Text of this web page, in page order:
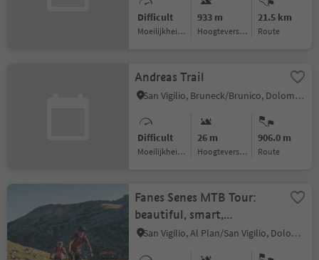
Difficult
Moeilijkheidsgraad
933 m
Hoogteverschil
21.5 km
Route
Andreas Trail
San Vigilio, Bruneck/Brunico, Dolomites Region Kronplatz/Plan de Corones
Difficult
Moeilijkheidsgraad
26 m
Hoogteverschil
906.0 m
Route
Fanes Senes MTB Tour:
beautiful, smart,
invincible
San Vigilio, Al Plan/San Vigilio, Dolomites Region Kronplatz/Plan de Corones